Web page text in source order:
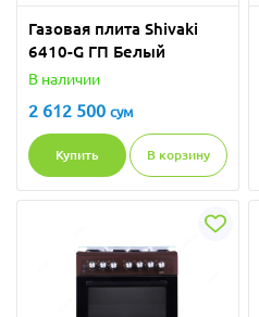
Газовая плита Shivaki
6410-G ГП Белый
В наличии
2 612 500 сум
Купить В корзину